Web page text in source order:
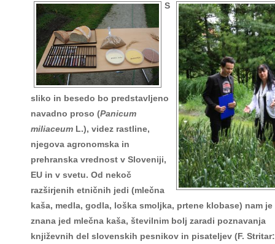
S
sliko in besedo bo predstavljeno
navadno proso (Panicum
miliaceum L.), videz rastline,
njegova agronomska in
prehranska vrednost v Sloveniji,
EU in v svetu. Od nekoč
razširjenih etničnih jedi (mlečna
kaša, medla, godla, loška smoljka, prtene klobase) nam
znana jed mlečna kaša, številnim bolj zaradi poznavanja
književnih del slovenskih pesnikov in pisateljev (F. Stritar: